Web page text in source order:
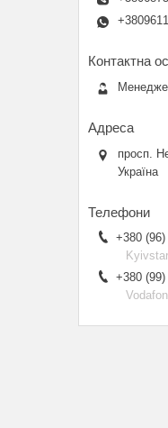
просп.
Україна
+380
Kyivstar
+380